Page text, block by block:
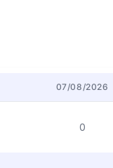
07/08/2026
0